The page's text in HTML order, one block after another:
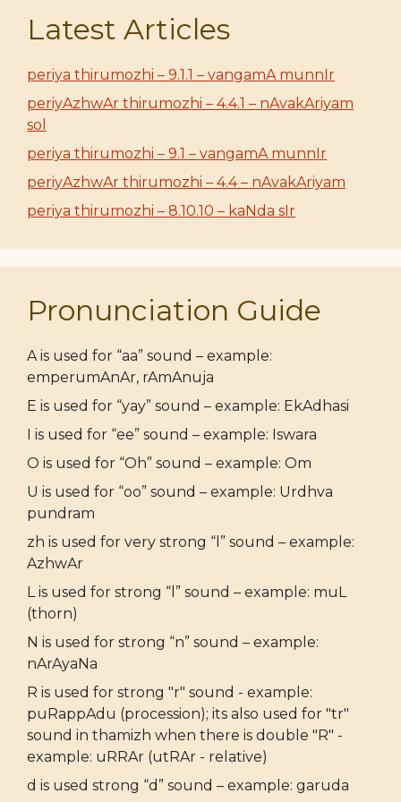
Latest Articles
periya thirumozhi – 9.1.1 – vangamA munnIr
periyAzhwAr thirumozhi – 4.4.1 – nAvakAriyam
sol
periya thirumozhi – 9.1 – vangamA munnIr
periyAzhwAr thirumozhi – 4.4 – nAvakAriyam
periya thirumozhi – 8.10.10 – kaNda sIr
Pronunciation Guide
A is used for “aa” sound – example:
emperumAnAr, rAmAnuja
E is used for “yay” sound – example: EkAdhasi
I is used for “ee” sound – example: Iswara
O is used for “Oh” sound – example: Om
U is used for “oo” sound – example: Urdhva
pundram
zh is used for very strong “l” sound – example:
AzhwAr
L is used for strong “l” sound – example: muL
(thorn)
N is used for strong “n” sound – example:
nArAyaNa
R is used for strong "r" sound - example:
puRappAdu (procession); its also used for "tr"
sound in thamizh when there is double "R" -
example: uRRAr (utRAr - relative)
d is used strong “d” sound – example: garuda